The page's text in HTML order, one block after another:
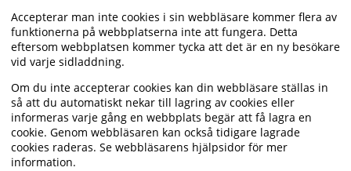
Accepterar man inte cookies i sin webbläsare kommer flera av
funktionerna på webbplatserna inte att fungera. Detta
eftersom webbplatsen kommer tycka att det är en ny besökare
vid varje sidladdning.
Om du inte accepterar cookies kan din webbläsare ställas in
så att du automatiskt nekar till lagring av cookies eller
informeras varje gång en webbplats begär att få lagra en
cookie. Genom webbläsaren kan också tidigare lagrade
cookies raderas. Se webbläsarens hjälpsidor för mer
information.